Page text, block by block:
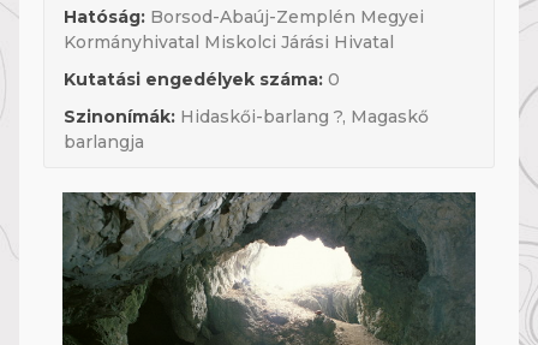
Hatóság: Borsod-Abaúj-Zemplén Megyei
Kormányhivatal Miskolci Járási Hivatal
Kutatási engedélyek száma: 0
Szinonímák: Hidaskői-barlang ?, Magaskő
barlangja